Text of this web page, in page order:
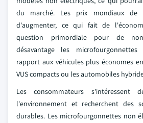
du marché. Les prix mondiaux de
d'augmenter, ce qui fait de
question primordiale pour de
désavantage les
rapport aux véhicules plus économes
VUS compacts ou les automobiles
Les consommateurs
l'environnement et recherchent des
durables. Les microfourgonnettes non